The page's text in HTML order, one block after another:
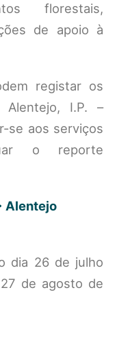
florestais,
de apoio à
registar os
I.P. –
se aos serviços
o reporte
Alentejo
dia 26 de julho
de agosto de